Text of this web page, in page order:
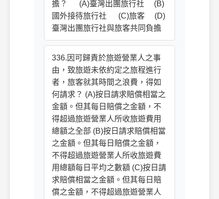
擔？ (A)臺灣出團旅行社 (B)
國外接待旅行社 (C)旅客 (D)
臺灣出團旅行社與旅客共同負擔
336.因可歸責於旅遊營業人之事
由，致旅遊未依約定之旅程進行
者，旅客就其時間之浪費，得如
何請求？ (A)按日請求賠償相當之
金額。但其每日賠償之金額，不
得超過旅遊營業人所收旅遊費用
總額之全部 (B)按日請求賠償相當
之金額。但其每日賠償之金額，
不得超過旅遊營業人所收旅遊費
用總額每日平均之數額 (C)按日請
求賠償相當之金額。但其每日賠
償之金額，不得超過旅遊營業人